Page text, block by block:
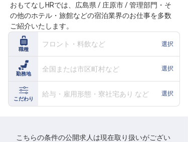
おもてなしHRについて
ご利用の流れ
よくある質問
ホテル・宿泊業界情報コラム
おもてなしHRでは、広島県 / 庄原市 / 管理部門・そ
の他のホテル・旅館などの宿泊業界のお仕事を多数
ご紹介いたします。
職種
フロント・料飲など 選択
勤務地
全国または市区町村など 選択
こだわり
給与・雇用形態・寮社宅あり など 選択
こちらの条件の公開求人は現在取り扱いがござい